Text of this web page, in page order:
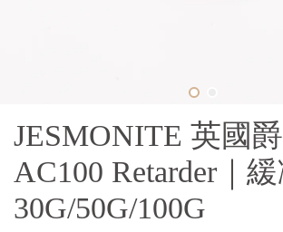
JESMONITE 英國
AC100 Retarder｜
30G/50G/100G